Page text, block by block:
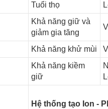
Tuổi thọ
Khả năng giữ và
giảm gia tăng
Khả năng khử mùi
Khả năng kiềm
giữ
Hệ thống tạo Ion -